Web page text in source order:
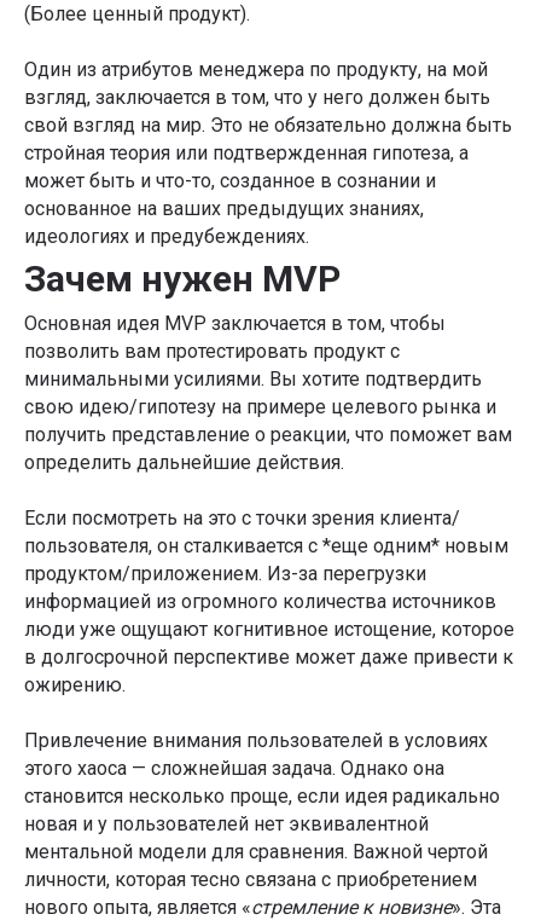
(Более ценный продукт).
Один из атрибутов менеджера по продукту, на мой
взгляд, заключается в том, что у него должен быть
свой взгляд на мир. Это не обязательно должна быть
стройная теория или подтвержденная гипотеза, а
может быть и что-то, созданное в сознании и
основанное на ваших предыдущих знаниях,
идеологиях и предубеждениях.
Зачем нужен MVP
Основная идея MVP заключается в том, чтобы
позволить вам протестировать продукт с
минимальными усилиями. Вы хотите подтвердить
свою идею/гипотезу на примере целевого рынка и
получить представление о реакции, что поможет вам
определить дальнейшие действия.
Если посмотреть на это с точки зрения клиента/
пользователя, он сталкивается с *еще одним* новым
продуктом/приложением. Из-за перегрузки
информацией из огромного количества источников
люди уже ощущают когнитивное истощение, которое
в долгосрочной перспективе может даже привести к
ожирению.
Привлечение внимания пользователей в условиях
этого хаоса — сложнейшая задача. Однако она
становится несколько проще, если идея радикально
новая и у пользователей нет эквивалентной
ментальной модели для сравнения. Важной чертой
личности, которая тесно связана с приобретением
нового опыта, является «стремление к новизне». Эта